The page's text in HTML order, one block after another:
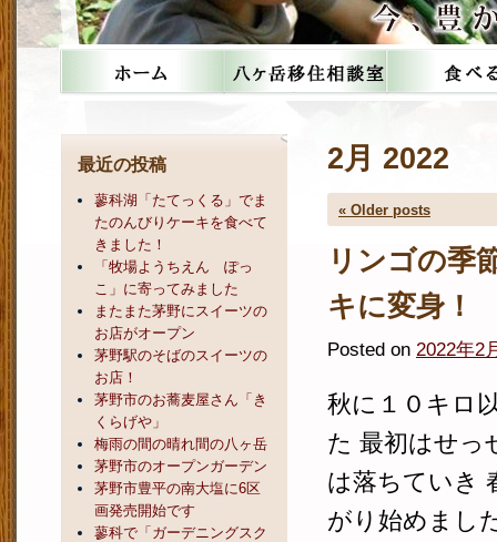
2月 2022
« Older posts
リンゴの季
キに変身！
Posted on 2022年2
秋に１０キロ
た 最初はせっ
は落ちていき
がり始めまし
最近の投稿
蓼科湖「たてっくる」でま
たのんびりケーキを食べて
きました！
「牧場ようちえん ぽっ
こ」に寄ってみました
またまた茅野にスイーツの
お店がオープン
茅野駅のそばのスイーツの
お店！
茅野市のお蕎麦屋さん「き
くらげや」
梅雨の間の晴れ間の八ヶ岳
茅野市のオープンガーデン
茅野市豊平の南大塩に6区
画発売開始です
蓼科で「ガーデニングスク